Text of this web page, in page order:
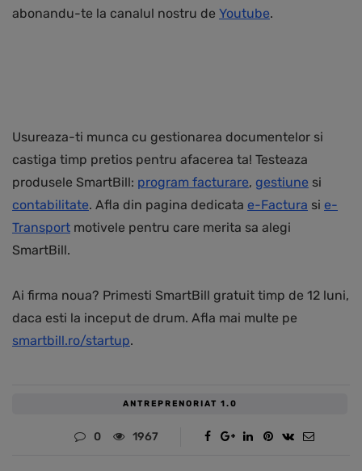
abonandu-te la canalul nostru de Youtube.
Usureaza-ti munca cu gestionarea documentelor si
castiga timp pretios pentru afacerea ta! Testeaza
produsele SmartBill: program facturare, gestiune si
contabilitate. Afla din pagina dedicata e-Factura si e-
Transport motivele pentru care merita sa alegi
SmartBill.
Ai firma noua? Primesti SmartBill gratuit timp de 12 luni,
daca esti la inceput de drum. Afla mai multe pe
smartbill.ro/startup.
ANTREPRENORIAT 1.0
0 1967